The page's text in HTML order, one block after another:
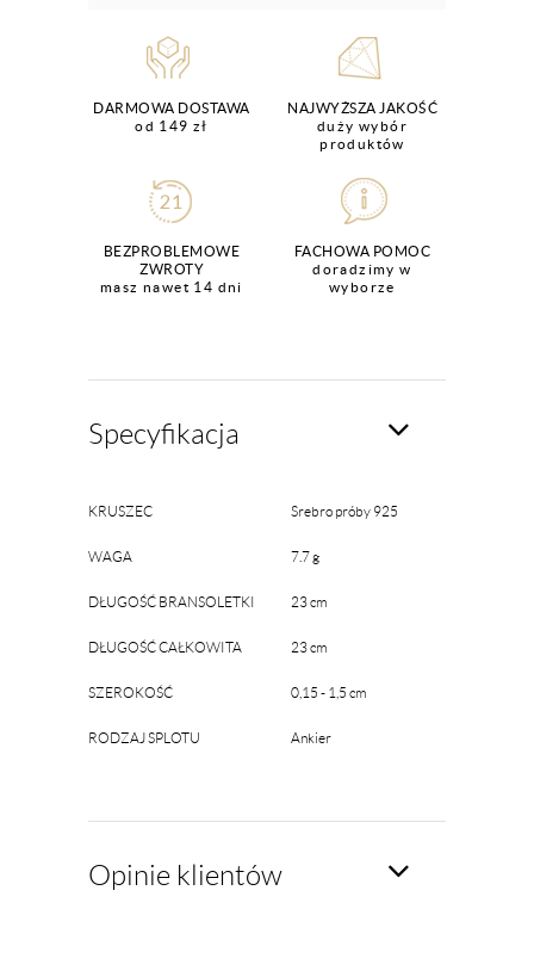
DARMOWA DOSTAWA
od 149 zł
NAJWYŻSZA JAKOŚĆ
duży wybór
produktów
BEZPROBLEMOWE
ZWROTY
masz nawet 14 dni
FACHOWA POMOC
doradzimy w
wyborze
Specyfikacja
KRUSZEC Srebro próby 925
WAGA 7.7 g
DŁUGOŚĆ BRANSOLETKI 23 cm
DŁUGOŚĆ CAŁKOWITA 23 cm
SZEROKOŚĆ 0,15 - 1,5 cm
RODZAJ SPLOTU Ankier
Opinie klientów